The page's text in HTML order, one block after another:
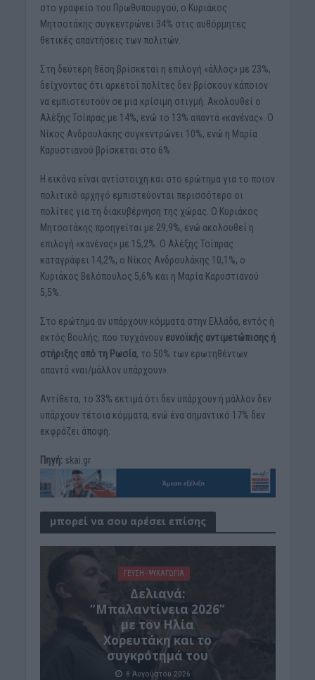
στο γραφείο του Πρωθυπουργού, ο Κυριάκος
Μητσοτάκης συγκεντρώνει 34% στις αυθόρμητες
θετικές απαντήσεις των πολιτών.
Στη δεύτερη θέση βρίσκεται η επιλογή «άλλος» με 23%,
δείχνοντας ότι αρκετοί πολίτες δεν βρίσκουν κάποιον
να εμπιστευτούν σε μια κρίσιμη στιγμή. Ακολουθεί ο
Αλέξης Τσίπρας με 14%, ενώ το 13% απαντά «κανένας». Ο
Νίκος Ανδρουλάκης συγκεντρώνει 10%, ενώ η Μαρία
Καρυστιανού βρίσκεται στο 6%.
Η εικόνα είναι αντίστοιχη και στο ερώτημα για το ποιον
πολιτικό αρχηγό εμπιστεύονται περισσότερο οι
πολίτες για τη διακυβέρνηση της χώρας. Ο Κυριάκος
Μητσοτάκης προηγείται με 29,9%, ενώ ακολουθεί η
επιλογή «κανένας» με 15,2%. Ο Αλέξης Τσίπρας
καταγράφει 14,2%, ο Νίκος Ανδρουλάκης 10,1%, ο
Κυριάκος Βελόπουλος 5,6% και η Μαρία Καρυστιανού
5,5%.
Στο ερώτημα αν υπάρχουν κόμματα στην Ελλάδα, εντός ή
εκτός Βουλής, που τυγχάνουν ευνοϊκής αντιμετώπισης ή
στήριξης από τη Ρωσία, το 50% των ερωτηθέντων
απαντά «ναι/μάλλον υπάρχουν».
Αντίθετα, το 33% εκτιμά ότι δεν υπάρχουν ή μάλλον δεν
υπάρχουν τέτοια κόμματα, ενώ ένα σημαντικό 17% δεν
εκφράζει άποψη.
Πηγή: skai.gr
μπορεί να σου αρέσει επίσης
ΓΕΎΣΗ - ΨΥΧΑΓΩΓΊΑ
Δελιανά:
“Μπαλαντίνεια 2026”
με τον Ηλία
Χορευτάκη και το
συγκρότημά του
8 Αυγούστου 2026